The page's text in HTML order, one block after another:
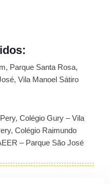
Parque Santa Rosa,
Vila Manoel Sátiro
Colégio Gury – Vila
Colégio Raimundo
– Parque São José